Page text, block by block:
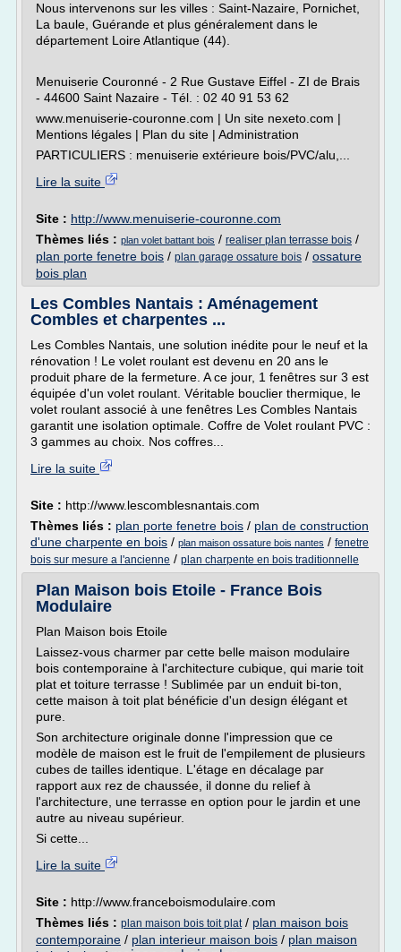
Nous intervenons sur les villes : Saint-Nazaire, Pornichet,
La baule, Guérande et plus généralement dans le
département Loire Atlantique (44).
Menuiserie Couronné - 2 Rue Gustave Eiffel - ZI de Brais
- 44600 Saint Nazaire - Tél. : 02 40 91 53 62
www.menuiserie-couronne.com | Un site nexeto.com |
Mentions légales | Plan du site | Administration
PARTICULIERS : menuiserie extérieure bois/PVC/alu,...
Lire la suite
Site : http://www.menuiserie-couronne.com
Thèmes liés : plan volet battant bois / realiser plan terrasse bois /
plan porte fenetre bois / plan garage ossature bois / ossature
bois plan
Les Combles Nantais : Aménagement
Combles et charpentes ...
Les Combles Nantais, une solution inédite pour le neuf et la
rénovation ! Le volet roulant est devenu en 20 ans le
produit phare de la fermeture. A ce jour, 1 fenêtres sur 3 est
équipée d'un volet roulant. Véritable bouclier thermique, le
volet roulant associé à une fenêtres Les Combles Nantais
garantit une isolation optimale. Coffre de Volet roulant PVC :
3 gammes au choix. Nos coffres...
Lire la suite
Site : http://www.lescomblesnantais.com
Thèmes liés : plan porte fenetre bois / plan de construction
d'une charpente en bois / plan maison ossature bois nantes / fenetre
bois sur mesure a l'ancienne / plan charpente en bois traditionnelle
Plan Maison bois Etoile - France Bois
Modulaire
Plan Maison bois Etoile
Laissez-vous charmer par cette belle maison modulaire
bois contemporaine à l'architecture cubique, qui marie toit
plat et toiture terrasse ! Sublimée par un enduit bi-ton,
cette maison à toit plat bénéficie d'un design élégant et
pure.
Son architecture originale donne l'impression que ce
modèle de maison est le fruit de l'empilement de plusieurs
cubes de tailles identique. L'étage en décalage par
rapport aux rez de chaussée, il donne du relief à
l'architecture, une terrasse en option pour le jardin et une
autre au niveau supérieur.
Si cette...
Lire la suite
Site : http://www.franceboismodulaire.com
Thèmes liés : plan maison bois toit plat/ plan maison bois
contemporaine / plan interieur maison bois / plan maison